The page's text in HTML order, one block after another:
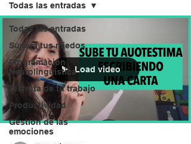
Todas las entradas
Supera tus miedos
Programación
Neurolingüística
Disfruta de tu trabajo
Productividad
Gestión de las
emociones
Todas las entradas
Load video